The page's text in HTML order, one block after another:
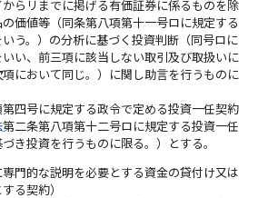
らリまでに掲げる有価証券に係るものを除
価値等（同条第八項第十一号ロに規定する
う。）の分析に基づく投資判断（同号ロに
い、前三項に該当しない取引及び取扱いに
において同じ。）に関し助言を行うものに
四号に規定する政令で定める投資一任契約
第二条第八項第十二号ロに規定する投資一任
き投資を行うものに限る。）とする。
専門的な説明を必要とする資金の貸付け又は
る契約）